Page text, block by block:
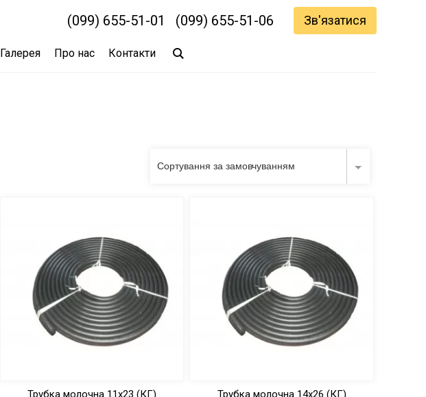
(099) 655-51-01 (099) 655-51-06 Зв'язатися
Галерея Про нас Контакти
Сортування за замовчуванням
Трубка молочна 11х23 (КГ) Трубка молочна 14х26 (КГ)